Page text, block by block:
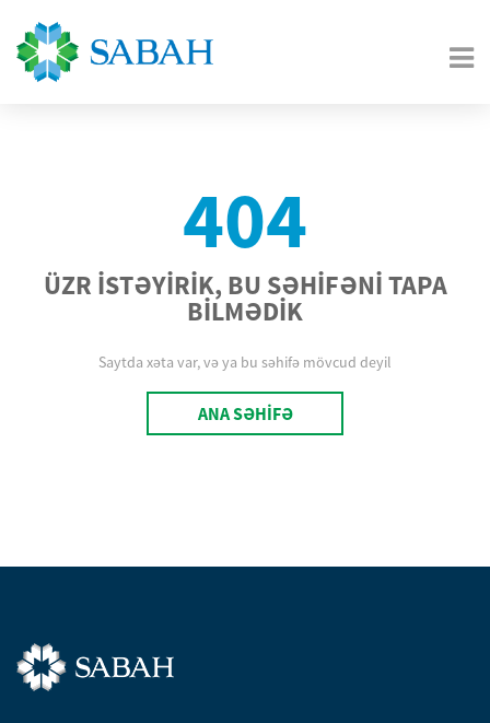
404
ÜZR İSTƏYİRİK, BU SƏHİFƏNİ TAPA
BİLMƏDİK
Saytda xəta var, və ya bu səhifə mövcud deyil
ANA SƏHİFƏ